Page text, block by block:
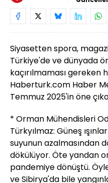
Siyasetten spora,
Türkiye'de ve dünyada
kaçırılmaması gereken
Haberturk.com Haber
Temmuz 2025'in öne
* Orman Mühendisleri
Türkyılmaz: Güneş
suyunun azalmasından
dökülüyor. Öte yandan
pandemiye dönüştü.
ve Sibirya'da bile